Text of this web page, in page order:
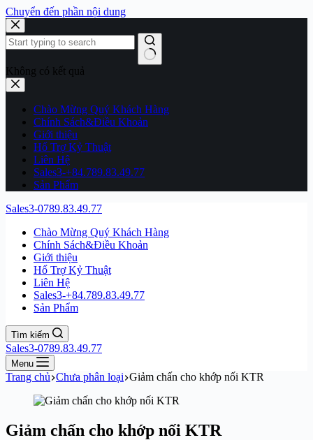
Chuyển đến phần nội dung
Không có kết quả
Chào Mừng Quý Khách Hàng
Chính Sách&Điều Khoản
Giới thiệu
Hổ Trợ Kỷ Thuật
Liên Hệ
Sales3-+84.789.83.49.77
Sản Phẩm
Sales3-0789.83.49.77
Chào Mừng Quý Khách Hàng
Chính Sách&Điều Khoản
Giới thiệu
Hổ Trợ Kỷ Thuật
Liên Hệ
Sales3-+84.789.83.49.77
Sản Phẩm
Tìm kiếm
Sales3-0789.83.49.77
Menu
Trang chủ Chưa phân loại Giảm chấn cho khớp nối KTR
Giảm chấn cho khớp nối KTR